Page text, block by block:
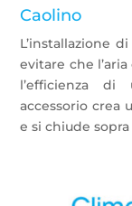
Caolino
L’installazione
evitare che
l’efficienza di
accessorio crea
e si chiude